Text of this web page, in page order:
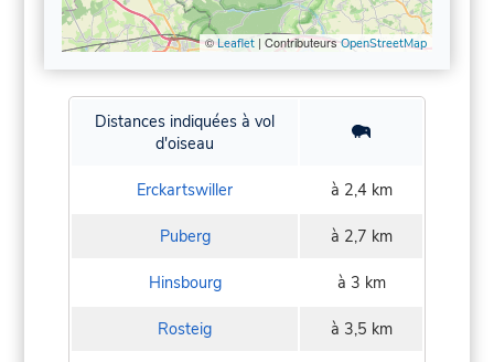
©Leaflet| ContributeursOpenStreetMap
Distances indiquées à vol
d'oiseau
Erckartswiller à 2,4 km
Puberg à 2,7 km
Hinsbourg à 3 km
Rosteig à 3,5 km